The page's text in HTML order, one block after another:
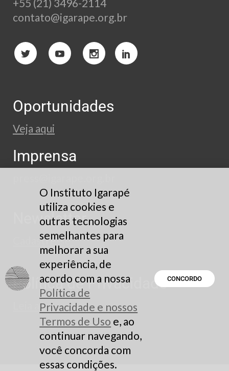
+55 (21) 3496-2114
contato@igarape.org.br
Oportunidades
Veja aqui
Imprensa
Newsletter
Cadastre-se
Política de Privacidade
Leia aqui
O Instituto Igarapé
utiliza cookies e
outras tecnologias
semelhantes para
melhorar a sua
experiência, de
acordo com a nossa
Política de
Privacidade e nossos
Termos de Uso e, ao
continuar navegando,
você concorda com
essas condições.
CONCORDO